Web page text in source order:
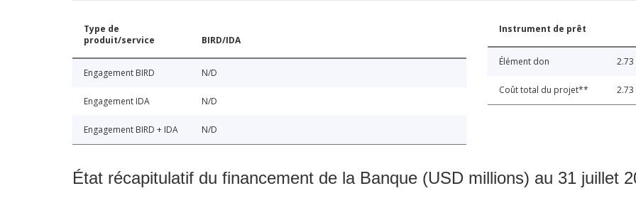
Type de
produit/service
BIRD/IDA
Engagement BIRD N/D
Engagement IDA N/D
Engagement BIRD + IDA N/D
Instrument de prêt
Élément don 2.73
Coût total du projet** 2.73
État récapitulatif du financement de la Banque (USD millions) au 31 juillet